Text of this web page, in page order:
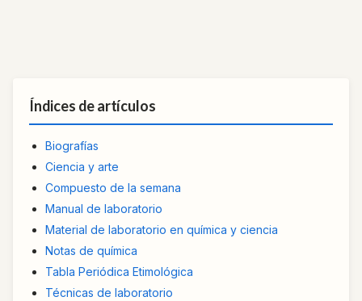
Índices de artículos
Biografías
Ciencia y arte
Compuesto de la semana
Manual de laboratorio
Material de laboratorio en química y ciencia
Notas de química
Tabla Periódica Etimológica
Técnicas de laboratorio